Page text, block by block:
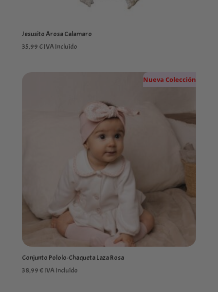
Jesusito Arosa Calamaro
35,99€IVA Incluído
Nueva Colección
Conjunto Pololo-Chaqueta Laza Rosa
38,99€IVA Incluído